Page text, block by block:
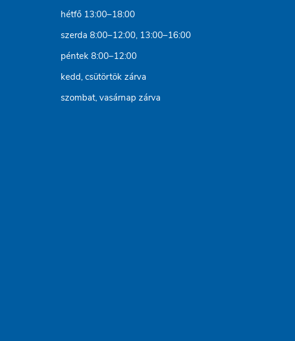
hétfő 13:00–18:00
szerda 8:00–12:00, 13:00–16:00
péntek 8:00–12:00
kedd, csütörtök zárva
szombat, vasárnap zárva